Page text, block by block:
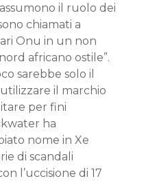
il ruolo dei
chiamati a
Onu in un non
africano ostile”.
sarebbe solo il
il marchio
per fini
ha
nome in Xe
di scandali
l’uccisione di 17